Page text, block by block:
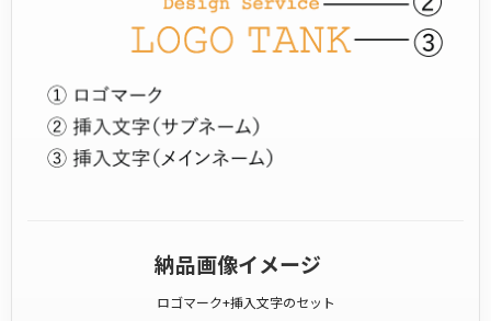
納品画像イメージ
ロゴマーク+挿入文字のセット